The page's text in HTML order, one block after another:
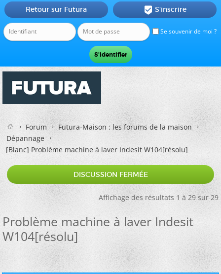
Se souvenir de moi ?
Retour sur Futura  S'inscrire
Forum
Futura-Maison : les forums de la maison
Dépannage
[Blanc]Problème machine à laver Indesit W104[résolu]
DISCUSSION FERMÉE
Affichage des résultats 1 à 29 sur 29
Problème machine à laver Indesit
W104[résolu]